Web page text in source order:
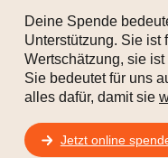
Deine Spende
Unterstützung. Sie ist
Wertschätzung, sie
Sie bedeutet für uns
alles dafür, damit sie
Jetzt online